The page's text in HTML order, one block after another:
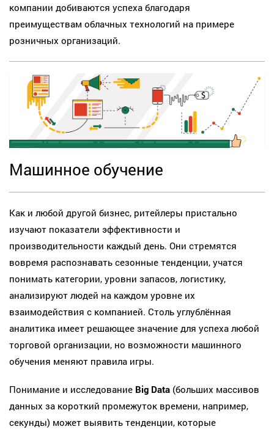
компании добиваются успеха благодаря
преимуществам облачных технологий на примере
розничных организаций.
Машинное обучение
Как и любой другой бизнес, ритейлеры пристально
изучают показатели эффективности и
производительности каждый день. Они стремятся
вовремя распознавать сезонные тенденции, учатся
понимать категории, уровни запасов, логистику,
анализируют людей на каждом уровне их
взаимодействия с компанией. Столь углублённая
аналитика имеет решающее значение для успеха любой
торговой организации, но возможности машинного
обучения меняют правила игры.
Понимание и исследование Big Data (больших массивов
данных за короткий промежуток времени, например,
секунды) может выявить тенденции, которые